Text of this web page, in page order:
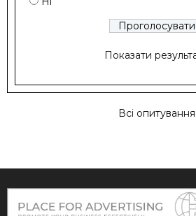
Показати
Всі опитування